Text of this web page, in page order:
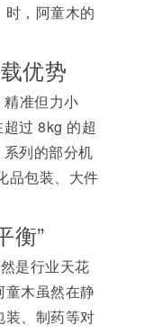
，阿童木的
优势
精准但力小
过 8kg 的超
列的部分机
品包装、大件
衡”
是行业天花
童木虽然在静
装、制药等对